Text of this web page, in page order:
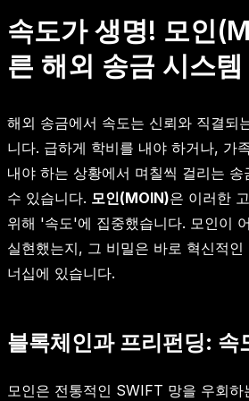
속도가 생명! 모인
른 해외 송금 시스템
해외 송금에서 속도는 신뢰와 직결되
니다. 급하게 학비를 내야 하거나, 가
내야 하는 상황에서 며칠씩 걸리는
수 있습니다. 모인(MOIN)은 이러한
위해 '속도'에 집중했습니다. 모인이
실현했는지, 그 비밀은 바로 혁신적
너십에 있습니다.
블록체인과 프리펀딩: 속
모인은 전통적인 SWIFT 망을 우회하